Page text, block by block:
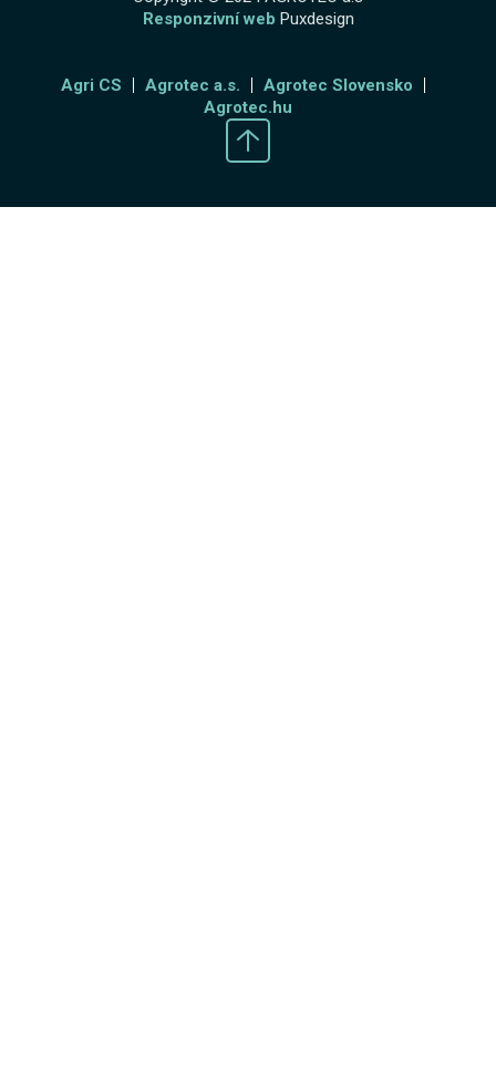
Responzivní web Puxdesign
Agri CS Agrotec a.s.
Agrotec Slovensko
Agrotec.hu